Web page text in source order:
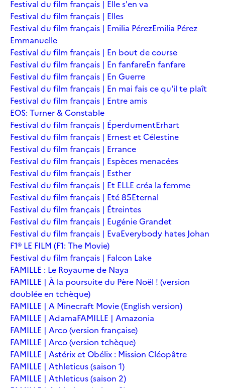
Festival du film français | Elle s'en va
Festival du film français | Elles
Festival du film français | Emilia PérezEmilia Pérez
Emmanuelle
Festival du film français | En bout de course
Festival du film français | En fanfareEn fanfare
Festival du film français | En Guerre
Festival du film français | En mai fais ce qu'il te plaît
Festival du film français | Entre amis
EOS: Turner & Constable
Festival du film français | ÉperdumentErhart
Festival du film français | Ernest et Célestine
Festival du film français | Errance
Festival du film français | Espèces menacées
Festival du film français | Esther
Festival du film français | Et ELLE créa la femme
Festival du film français | Eté 85Eternal
Festival du film français | Étreintes
Festival du film français | Eugénie Grandet
Festival du film français | EvaEverybody hates Johan
F1® LE FILM (F1: The Movie)
Festival du film français | Falcon Lake
FAMILLE : Le Royaume de Naya
FAMILLE | À la poursuite du Père Noël ! (version
doublée en tchèque)
FAMILLE | A Minecraft Movie (English version)
FAMILLE | AdamaFAMILLE | Amazonia
FAMILLE | Arco (version française)
FAMILLE | Arco (version tchèque)
FAMILLE | Astérix et Obélix : Mission Cléopâtre
FAMILLE | Athleticus (saison 1)
FAMILLE | Athleticus (saison 2)